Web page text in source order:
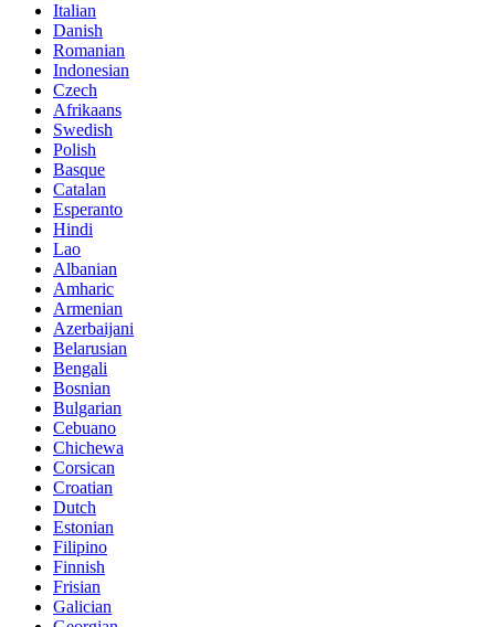
Italian
Danish
Romanian
Indonesian
Czech
Afrikaans
Swedish
Polish
Basque
Catalan
Esperanto
Hindi
Lao
Albanian
Amharic
Armenian
Azerbaijani
Belarusian
Bengali
Bosnian
Bulgarian
Cebuano
Chichewa
Corsican
Croatian
Dutch
Estonian
Filipino
Finnish
Frisian
Galician